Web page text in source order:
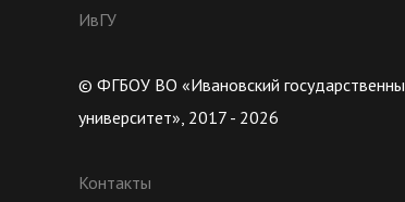
ИвГУ
© ФГБОУ ВО «Ивановский
университет», 2017 - 2026
Контакты